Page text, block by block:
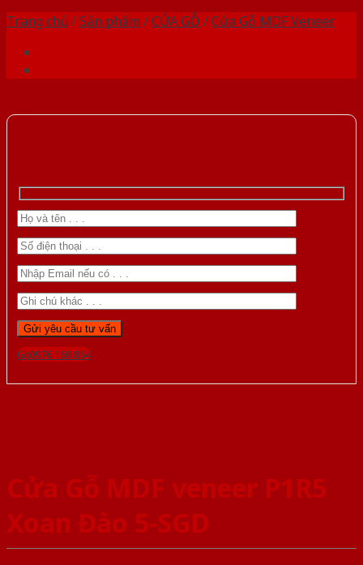
Trang chủ /Sản phẩm /CỬA GỖ /Cửa Gỗ MDF Veneer
Gọi 0976.169.864
Cửa Gỗ MDF veneer P1R5
Xoan Đào 5-SGD